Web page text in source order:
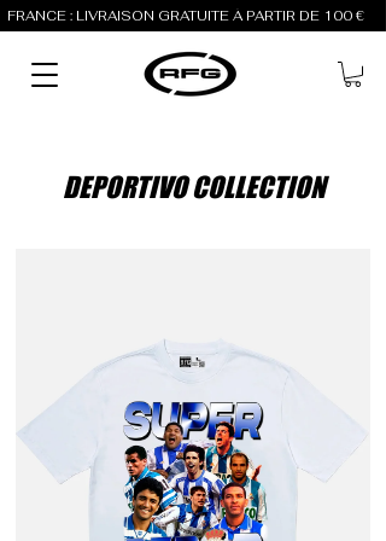
FRANCE : LIVRAISON GRATUITE À PARTIR DE 100
DEPORTIVO COLLECTION